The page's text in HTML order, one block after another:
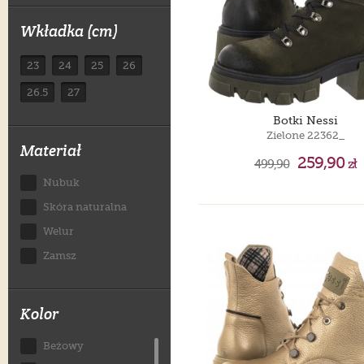
Wkładka (cm)
23 24 25 26
26.5 27
Materiał
Nubuk
Skóra naturalna
Welur
Zamsz
Kolor
Beżowy
Botki Nessi
Zielone 22362_
499,90 259,90zł